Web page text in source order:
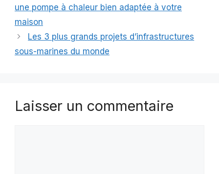
une pompe à chaleur bien adaptée à votre
maison
Les 3 plus grands projets d’infrastructures
sous-marines du monde
Laisser un commentaire